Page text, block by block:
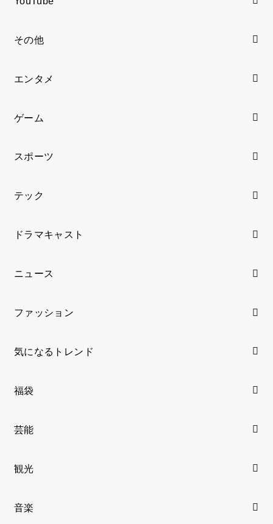
その他
エンタメ
ゲーム
スポーツ
テック
ドラマキャスト
ニュース
ファッション
気になるトレンド
福袋
芸能
観光
音楽